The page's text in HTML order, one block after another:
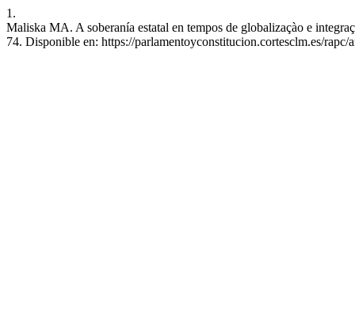
1.
Maliska MA. A soberanía estatal en tempos de globalizaçào e
74. Disponible en: https://parlamentoyconstitucion.cortesclm.es/rapc/